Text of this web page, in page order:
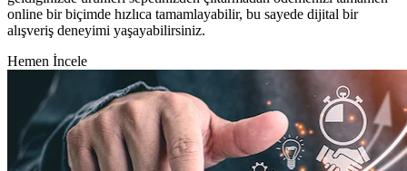
online bir biçimde hızlıca tamamlayabilir, bu sayede dijital bir
alışveriş deneyimi yaşayabilirsiniz.
Hemen İncele